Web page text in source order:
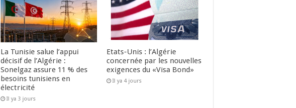
La Tunisie salue l’appui
décisif de l’Algérie :
Sonelgaz assure 11 % des
besoins tunisiens en
électricité
Il ya 3 jours
Etats-Unis : l’Algérie
concernée par les nouvelles
exigences du «Visa Bond»
Il ya 4 jours